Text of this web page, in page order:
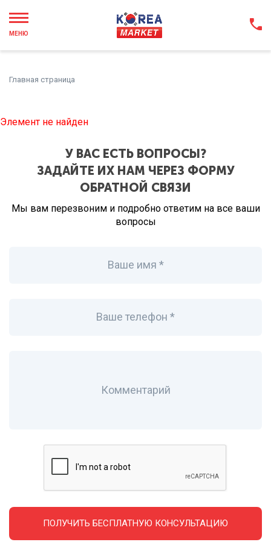
МЕНЮ
Главная страница
Элемент не найден
У ВАС ЕСТЬ ВОПРОСЫ?
ЗАДАЙТЕ ИХ НАМ ЧЕРЕЗ ФОРМУ
ОБРАТНОЙ СВЯЗИ
Мы вам перезвоним и подробно ответим на все ваши
вопросы
Ваше имя *
Ваше телефон *
Комментарий
ПОЛУЧИТЬ БЕСПЛАТНУЮ КОНСУЛЬТАЦИЮ